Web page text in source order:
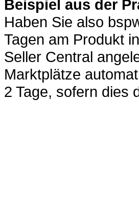
Beispiel aus der
Haben Sie also
Tagen am Produkt
Seller Central
Marktplätze
2 Tage, sofern dies